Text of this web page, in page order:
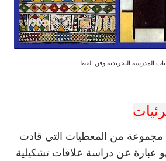
المدرسة التجريدية وفن القط
من المعطيات التي قادت
عبارة عن دراسة علاقات تشكيلية